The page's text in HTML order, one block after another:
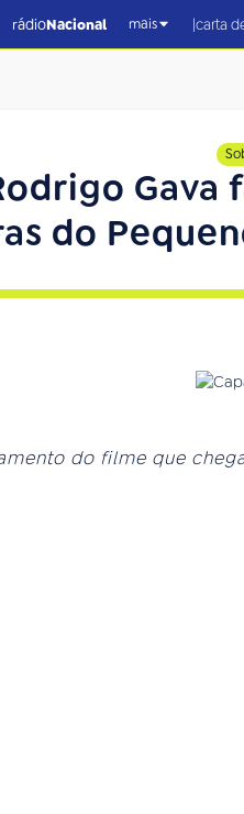
rádioNacional mais |carta
Gava
do
do filme que